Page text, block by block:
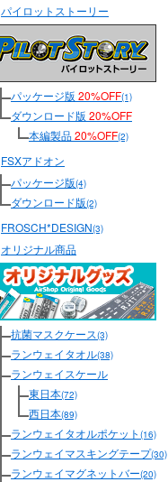
パイロットストーリー
パッケージ版 20%OFF(1)
ダウンロード版 20%OFF
本編製品20%OFF(2)
FSXアドオン
パッケージ版(4)
ダウンロード版(2)
FROSCH*DESIGN(3)
オリジナル商品
抗菌マスクケース(3)
ランウェイタオル(38)
ランウェイスケール
東日本(72)
西日本(89)
ランウェイタオルポケット (16)
ランウェイマスキングテープ(30)
ランウェイマグネットバー(20)